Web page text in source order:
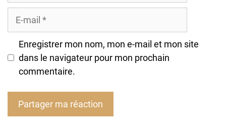
Enregistrer mon nom, mon e-mail et mon site
dans le navigateur pour mon prochain
commentaire.